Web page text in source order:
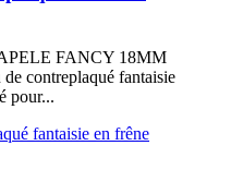
FANCY 18MM
contreplaqué fantaisie
pour...